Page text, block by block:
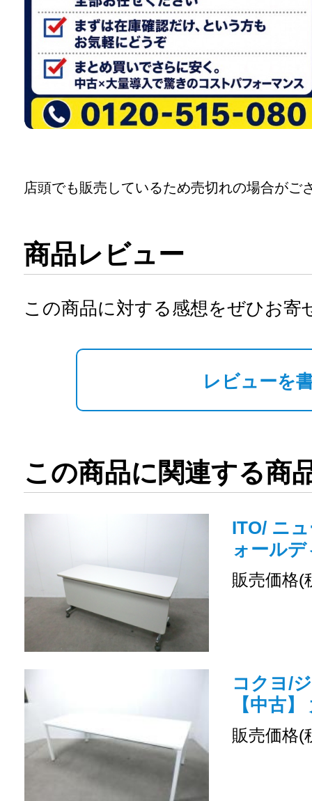
店頭でも販売しているため売切れの場合がご
商品レビュー
この商品に対する感想をぜひお寄
レビューを
この商品に関連する商
ITO/ ニ
ォール
販売価格(
コクヨ/
【中古
販売価格(